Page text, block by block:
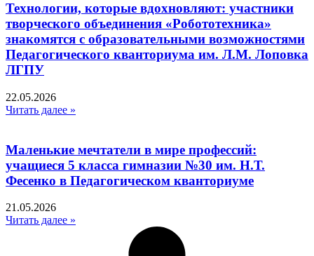
Технологии, которые вдохновляют: участники
творческого объединения «Робототехника»
знакомятся с образовательными возможностями
Педагогического кванториума им. Л.М. Лоповка
ЛГПУ
22.05.2026
Читать далее »
Маленькие мечтатели в мире профессий:
учащиеся 5 класса гимназии №30 им. Н.Т.
Фесенко в Педагогическом кванториуме
21.05.2026
Читать далее »